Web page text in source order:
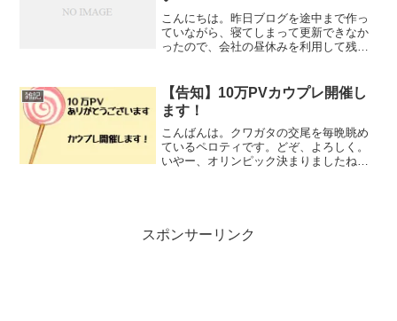
こんにちは。昨日ブログを途中まで作っ
ていながら、寝てしまって更新できなか
ったので、会社の昼休みを利用して残り
テントが欲しくて、ネットを徘徊したり
しております。と言っても...
雑記
【告知】10万PVカウプレ開催し
ます！
こんばんは。クワガタの交尾を毎晩眺め
ているペロティです。どぞ、よろしく。
いやー、オリンピック決まりましたね
スポンサーリンク